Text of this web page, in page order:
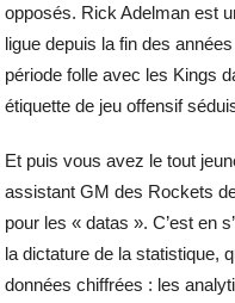
opposés. Rick Adelman est
ligue depuis la fin des
période folle avec les Kings
étiquette de jeu offensif
Et puis vous avez le tout
assistant GM des Rockets
pour les « datas ». C’est en
la dictature de la statistique,
données chiffrées : les